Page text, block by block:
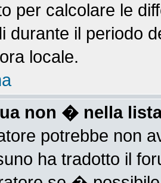
per calcolare le
durante il periodo
locale.
non � nella
potrebbe non
ha tradotto il